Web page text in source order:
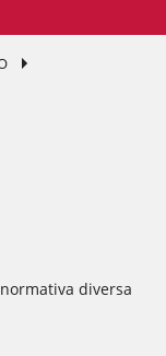
diversa